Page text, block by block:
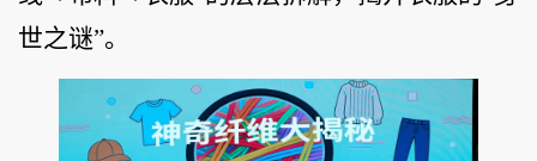
世之谜”。